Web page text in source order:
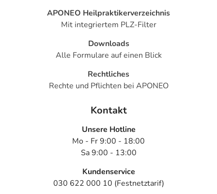
APONEO Heilpraktikerverzeichnis
Mit integriertem PLZ-Filter
Downloads
Alle Formulare auf einen Blick
Rechtliches
Rechte und Pflichten bei APONEO
Kontakt
Unsere Hotline
Mo - Fr 9:00 - 18:00
Sa 9:00 - 13:00
Kundenservice
030 622 000 10 (Festnetztarif)